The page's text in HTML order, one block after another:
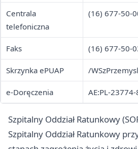
Centrala
telefoniczna
(16) 677-50-
Faks (16) 677-50-
Skrzynka ePUAP /
e-Doręczenia AE:PL-
Szpitalny Oddział Ratunkowy
Szpitalny Oddział Ratunkowy